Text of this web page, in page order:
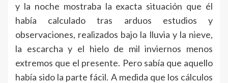
y la noche mostraba la exacta situación que él
había calculado tras arduos estudios y
observaciones, realizados bajo la lluvia y la nieve,
la escarcha y el hielo de mil inviernos menos
extremos que el presente. Pero sabía que aquello
había sido la parte fácil. A medida que los cálculos